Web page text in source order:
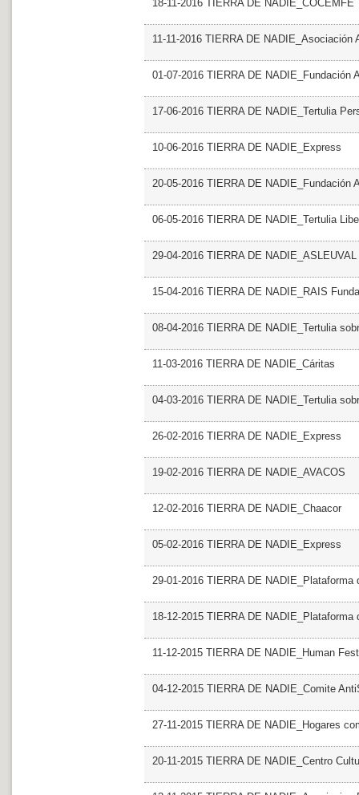
18-11-2016 TIERRA DE NADIE_COCEMFE
11-11-2016 TIERRA DE NADIE_Asociación
01-07-2016 TIERRA DE NADIE_Fundación
17-06-2016 TIERRA DE NADIE_Tertulia
10-06-2016 TIERRA DE NADIE_Express
20-05-2016 TIERRA DE NADIE_Fundación
06-05-2016 TIERRA DE NADIE_Tertulia
29-04-2016 TIERRA DE NADIE_ASLEUVAL
15-04-2016 TIERRA DE NADIE_RAIS
08-04-2016 TIERRA DE NADIE_Tertulia
11-03-2016 TIERRA DE NADIE_Cáritas
04-03-2016 TIERRA DE NADIE_Tertulia
26-02-2016 TIERRA DE NADIE_Express
19-02-2016 TIERRA DE NADIE_AVACOS
12-02-2016 TIERRA DE NADIE_Chaacor
05-02-2016 TIERRA DE NADIE_Express
29-01-2016 TIERRA DE
18-12-2015 TIERRA DE
11-12-2015 TIERRA DE NADIE_Human Fest
04-12-2015 TIERRA DE NADIE_Comite
27-11-2015 TIERRA DE NADIE_Hogares
20-11-2015 TIERRA DE NADIE_Centro